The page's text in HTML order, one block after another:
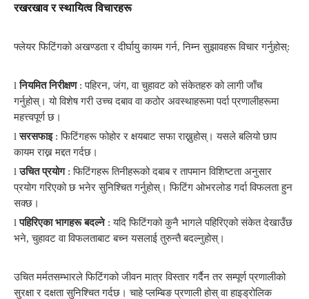
रखरखाव र स्थायित्व विचारहरू
फ्लेयर फिटिंगको अखण्डता र दीर्घायु कायम गर्न, निम्न सुझावहरू विचार गर्नुहोस्:
lनियमित निरीक्षण : पहिरन, जंग, वा चुहावट को संकेतहरु को लागी जाँच
गर्नुहोस्। यो विशेष गरी उच्च दबाव वा कठोर अवस्थाहरूमा पर्दा प्रणालीहरूमा
महत्त्वपूर्ण छ।
lसरसफाइ : फिटिंगहरू फोहोर र क्षयबाट सफा राख्नुहोस्। यसले बलियो छाप
कायम राख्न मद्दत गर्दछ।
lउचित प्रयोग : फिटिंगहरू तिनीहरूको दबाब र तापमान विशिष्टता अनुसार
प्रयोग गरिएको छ भनेर सुनिश्चित गर्नुहोस्। फिटिंग ओभरलोड गर्दा विफलता हुन
सक्छ।
lपहिरिएका भागहरू बदल्ने : यदि फिटिंगको कुनै भागले पहिरिएको संकेत देखाउँछ
भने, चुहावट वा विफलताबाट बच्न यसलाई तुरुन्तै बदल्नुहोस्।
उचित मर्मतसम्भारले फिटिंगको जीवन मात्र विस्तार गर्दैन तर सम्पूर्ण प्रणालीको
सुरक्षा र दक्षता सुनिश्चित गर्दछ। चाहे प्लम्बिङ प्रणाली होस् वा हाइड्रोलिक